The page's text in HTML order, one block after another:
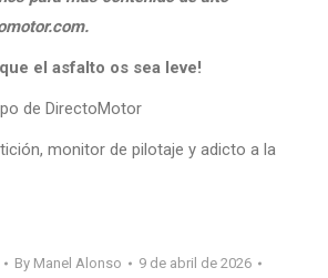
el asfalto os sea leve!
de DirectoMotor
monitor de pilotaje y adicto a la
By Manel Alonso
9 de abril de 2026